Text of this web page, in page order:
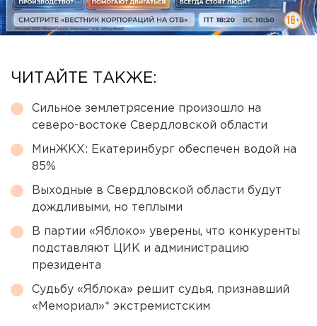
ЧИТАЙТЕ ТАКЖЕ:
Сильное землетрясение произошло на
северо-востоке Свердловской области
МинЖКХ: Екатеринбург обеспечен водой на
85%
Выходные в Свердловской области будут
дождливыми, но теплыми
В партии «Яблоко» уверены, что конкуренты
подставляют ЦИК и администрацию
президента
Судьбу «Яблока» решит судья, признавший
«Мемориал»* экстремистским